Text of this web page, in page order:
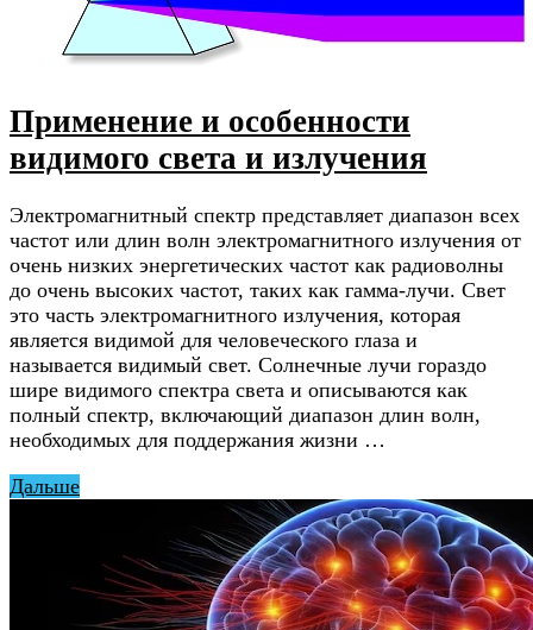
Применение и особенности
видимого света и излучения
Электромагнитный спектр представляет диапазон всех
частот или длин волн электромагнитного излучения от
очень низких энергетических частот как радиоволны
до очень высоких частот, таких как гамма-лучи. Свет
это часть электромагнитного излучения, которая
является видимой для человеческого глаза и
называется видимый свет. Солнечные лучи гораздо
шире видимого спектра света и описываются как
полный спектр, включающий диапазон длин волн,
необходимых для поддержания жизни …
Дальше